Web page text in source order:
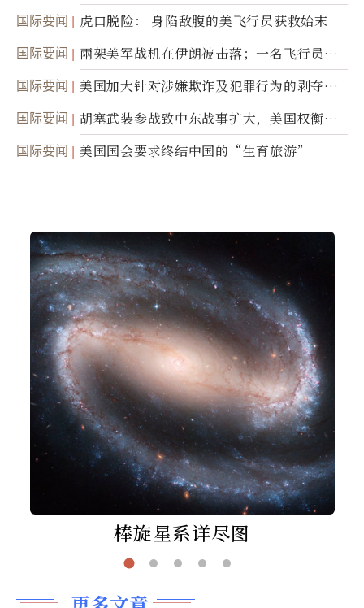
国际要闻 虎口脱险： 身陷敌腹的美飞行员获救始末
国际要闻
兩架美军战机在伊朗被击落；一名飞行员失
踪
国际要闻
美国加大针对涉嫌欺诈及犯罪行为的剥夺公
民权力度
国际要闻
胡塞武装参战致中东战事扩大，美国权衡地
面入侵的可能性
国际要闻 美国国会要求终结中国的“生育旅游”
棒旋星系详尽图